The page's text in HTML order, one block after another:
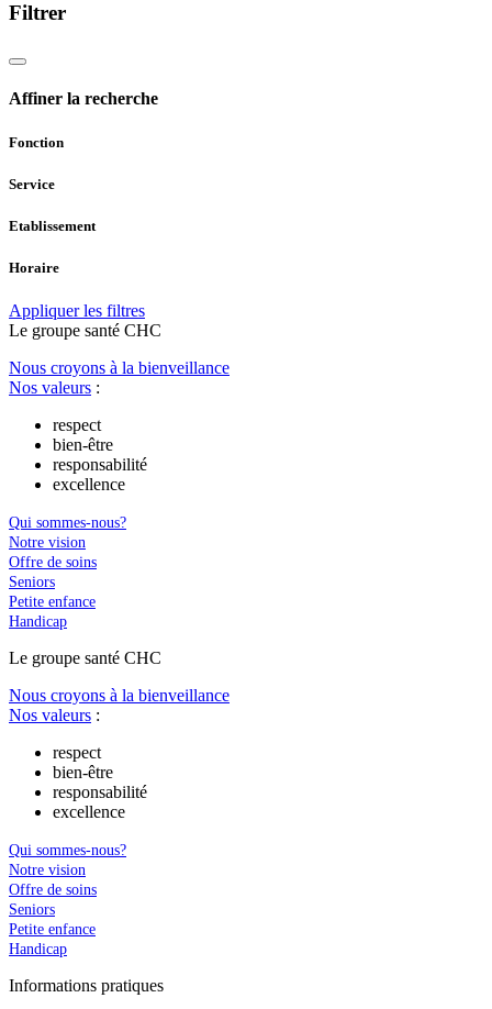
Filtrer
Affiner la recherche
Fonction
Service
Etablissement
Horaire
Appliquer les filtres
Le groupe santé CHC
Nous croyons à la bienveillance
Nos valeurs :
respect
bien-être
responsabilité
excellence
Qui sommes-nous?
Notre vision
Offre de soins
Seniors
Petite enfance
Handicap
Le groupe santé CHC
Nous croyons à la bienveillance
Nos valeurs :
respect
bien-être
responsabilité
excellence
Qui sommes-nous?
Notre vision
Offre de soins
Seniors
Petite enfance
Handicap
Informations pratiques